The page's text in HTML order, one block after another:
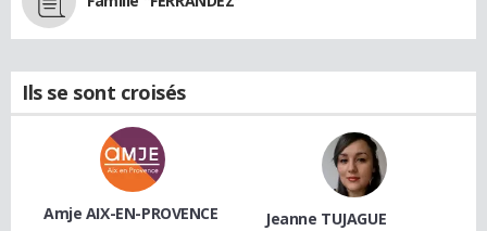
Ils se sont croisés
Amje AIX-EN-PROVENCE Jeanne TUJAGUE